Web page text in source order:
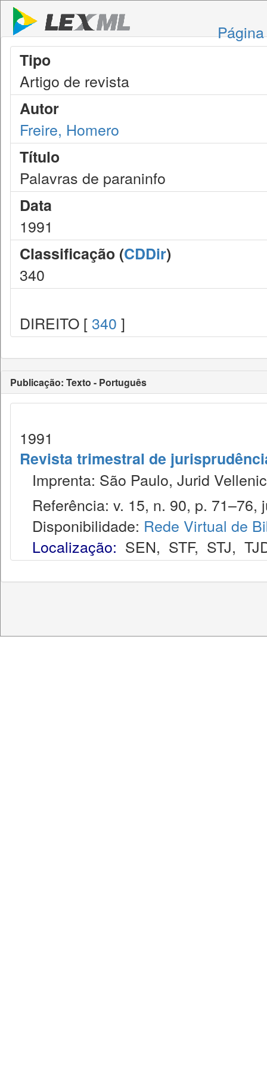
Tipo
Artigo de revista
Autor
Freire, Homero
Título
Palavras de paraninfo
Data
1991
Classificação (CDDir)
340
DIREITO [ 340 ]
Publicação: Texto - Português
1991
Revista trimestral de
Imprenta: São Paulo, Jurid
Referência: v. 15, n. 90, p. 71–76,
Disponibilidade: Rede Virtual de
Localização: SEN, STF, STJ,